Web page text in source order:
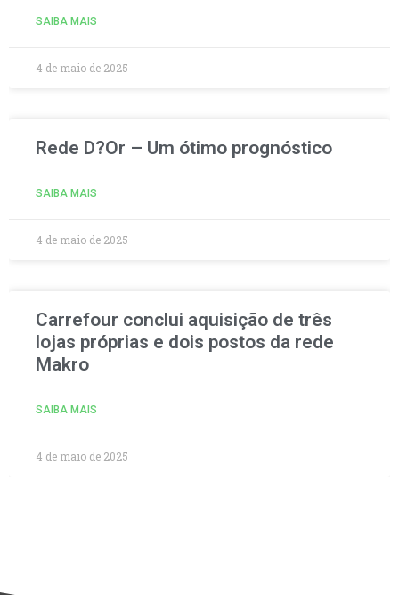
SAIBA MAIS
4 de maio de 2025
Rede D?Or – Um ótimo prognóstico
SAIBA MAIS
4 de maio de 2025
Carrefour conclui aquisição de três
lojas próprias e dois postos da rede
Makro
SAIBA MAIS
4 de maio de 2025